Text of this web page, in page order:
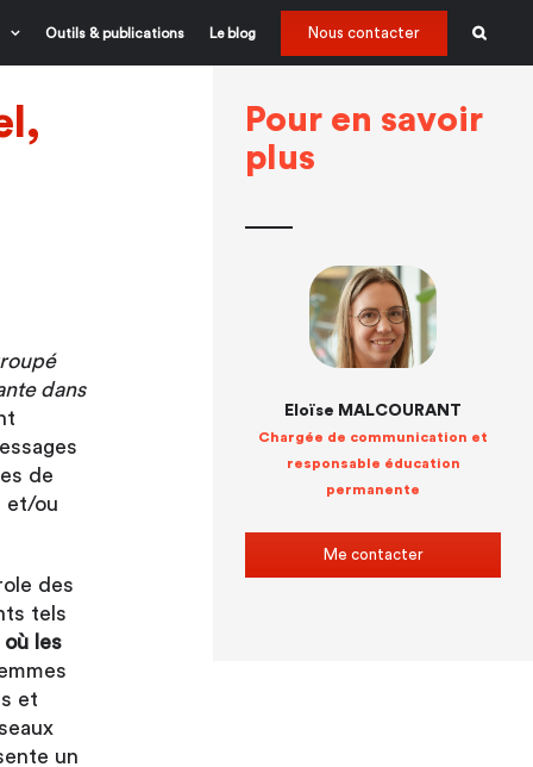
Outils & publications Le blog Nous contacter
dans
de
et/ou
des
tels
les
et
un
Pour en savoir
plus
Eloïse MALCOURANT
Chargée de communication et
responsable éducation
permanente
Me contacter